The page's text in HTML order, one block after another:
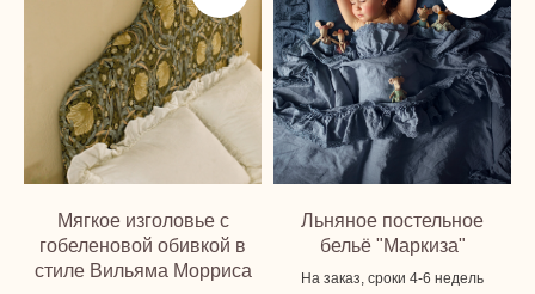
Мягкое изголовье с
гобеленовой обивкой в
стиле Вильяма Морриса
Льняное постельное
бельё "Маркиза"
На заказ, сроки 4-6 недель